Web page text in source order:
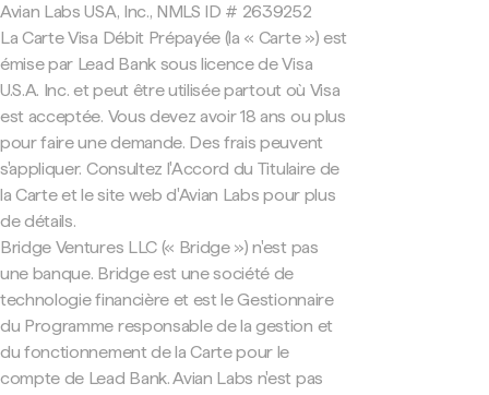
Avian Labs USA, Inc., NMLS ID # 2639252
La Carte Visa Débit Prépayée (la « Carte ») est
émise par Lead Bank sous licence de Visa
U.S.A. Inc. et peut être utilisée partout où Visa
est acceptée. Vous devez avoir 18 ans ou plus
pour faire une demande. Des frais peuvent
s'appliquer. Consultez l'Accord du Titulaire de
la Carte et le site web d'Avian Labs pour plus
de détails.
Bridge Ventures LLC (« Bridge ») n'est pas
une banque. Bridge est une société de
technologie financière et est le Gestionnaire
du Programme responsable de la gestion et
du fonctionnement de la Carte pour le
compte de Lead Bank. Avian Labs n'est pas